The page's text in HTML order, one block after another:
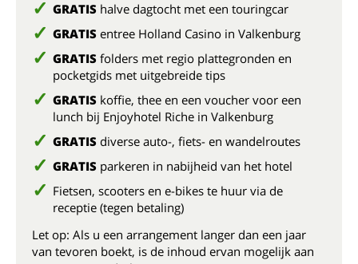
GRATIS halve dagtocht met een touringcar
GRATIS entree Holland Casino in Valkenburg
GRATIS folders met regio plattegronden en
pocketgids met uitgebreide tips
GRATIS koffie, thee en een voucher voor een
lunch bij Enjoyhotel Riche in Valkenburg
GRATIS diverse auto-, fiets- en wandelroutes
GRATIS parkeren in nabijheid van het hotel
Fietsen, scooters en e-bikes te huur via de
receptie (tegen betaling)
Let op: Als u een arrangement langer dan een jaar
van tevoren boekt, is de inhoud ervan mogelijk aan